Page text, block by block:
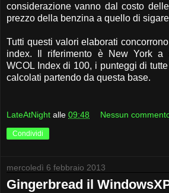
considerazione vanno dal costo
prezzo della benzina a quello di
Tutti questi valori elaborati
index. Il riferimento è New York a
WCOL Index di 100, i punteggi di
calcolati partendo da questa base.
LateAtNight alle 09:48 Nessun
Condividi
mercoledì 6 febbraio 2013
Gingerbread il